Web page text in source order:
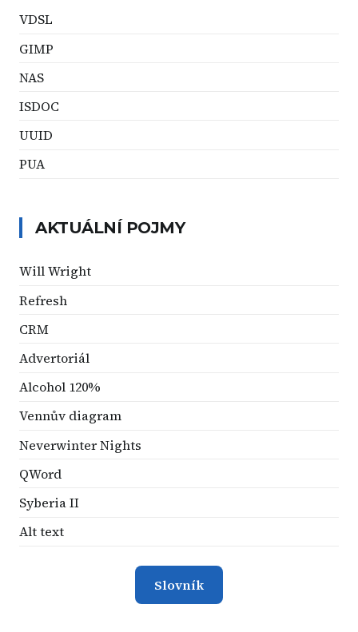
VDSL
GIMP
NAS
ISDOC
UUID
PUA
AKTUÁLNÍ POJMY
Will Wright
Refresh
CRM
Advertoriál
Alcohol 120%
Vennův diagram
Neverwinter Nights
QWord
Syberia II
Alt text
Slovník